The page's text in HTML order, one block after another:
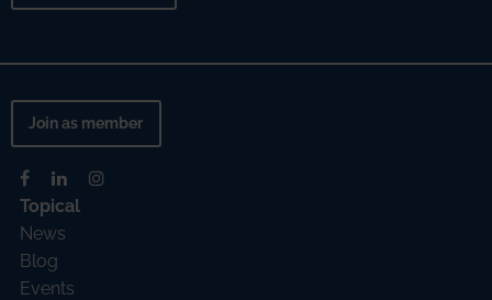
Join as member
Topical
News
Blog
Events